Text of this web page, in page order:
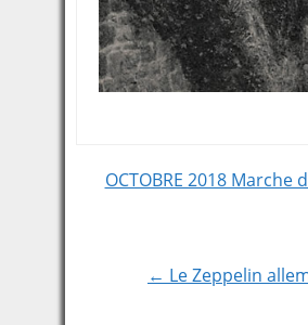
Post
OCTOBRE 2018
← Le Zeppelin